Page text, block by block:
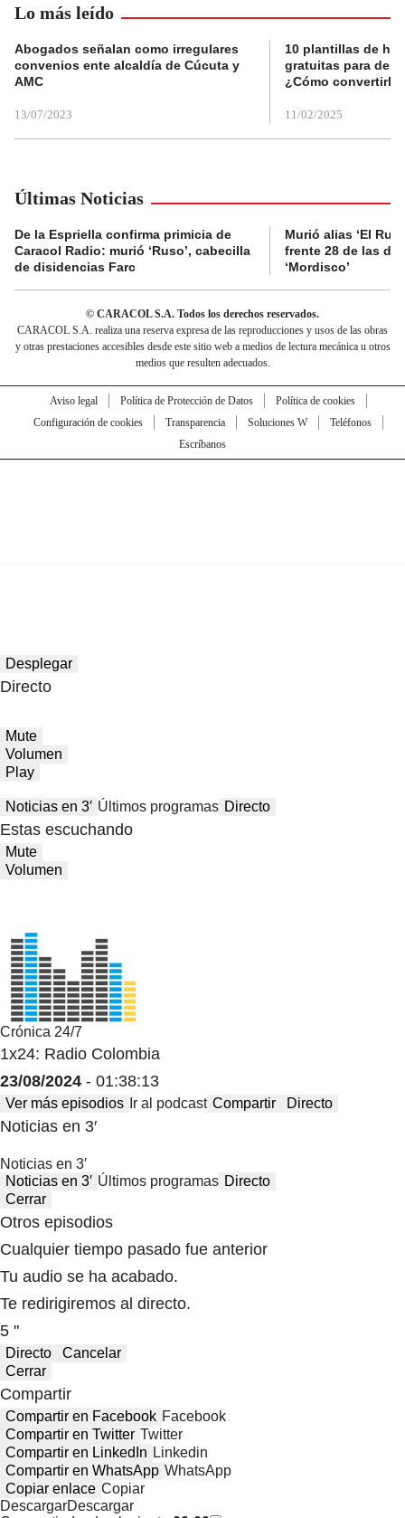
Lo más leído
Abogados señalan como irregulares
convenios ente alcaldía de Cúcuta y
AMC
13/07/2023
10 plantillas de
gratuitas para
¿Cómo convertirla
11/02/2025
Últimas Noticias
De la Espriella confirma primicia de
Caracol Radio: murió ‘Ruso’, cabecilla
de disidencias Farc
Murió alias ‘El
frente 28 de las
‘Mordisco’
© CARACOL S.A. Todos los derechos reservados.
CARACOL S.A. realiza una reserva expresa de las reproducciones y usos de las obras
y otras prestaciones accesibles desde este sitio web a medios de lectura mecánica u otros
medios que resulten adecuados.
Aviso legal Política de Protección de Datos
Política de cookies
Configuración de cookies
Transparencia Soluciones W
Teléfonos
Escríbanos
Desplegar
Directo
Mute
Volumen
Play
Noticias en 3′ Últimos programas Directo
Estas escuchando
Mute
Volumen
Crónica 24/7
1x24: Radio Colombia
23/08/2024 - 01:38:13
Ver más episodios Ir al podcast Compartir Directo
Noticias en 3′
Noticias en 3′
Noticias en 3′ Últimos programas Directo
Cerrar
Otros episodios
Cualquier tiempo pasado fue anterior
Tu audio se ha acabado.
Te redirigiremos al directo.
5 "
Directo
Cancelar
Cerrar
Compartir
Compartir en Facebook Facebook
Compartir en Twitter Twitter
Compartir en LinkedIn Linkedin
Compartir en WhatsApp WhatsApp
Copiar enlace Copiar
DescargarDescargar